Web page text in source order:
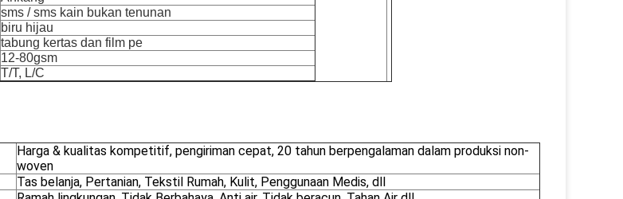
sms / sms kain bukan tenunan
biru hijau
tabung kertas dan film pe
12-80gsm
T/T, L/C
Harga & kualitas kompetitif, pengiriman cepat, 20 tahun berpengalaman dalam produksi non-
woven
Tas belanja, Pertanian, Tekstil Rumah, Kulit, Penggunaan Medis, dll